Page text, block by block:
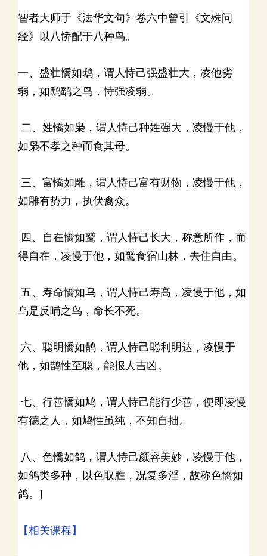
智者大师于《法华文句》卷六中曾引《文殊问
经》以八㤭配于八种鸟。
一、盛壮憍如鸱，谓人恃己强盛壮大，凌他劣
弱，如鸱鹞之鸟，恃强凌弱。
二、姓憍如枭，谓人恃己种姓强大，凌慢于他，
如枭不孝之种而食其母。
三、富憍如雕，谓人恃己富有财物，凌慢于他，
如雕有势力，执伏禽众。
四、自在憍如鹫，谓人恃己长大，称意所作，而
得自在，凌慢于他，如鹫食宿山林，去住自由。
五、寿命憍如乌，谓人恃己寿高，凌慢于他，如
乌是反哺之鸟，命长不死。
六、聪明憍如鹊，谓人恃己聪利明达，凌慢于
他，如鹊性至聪，能报人吉凶。
七、行善憍如鸠，谓人恃己能行少善，便即凌慢
有德之人，如鸠性虽纯，不知自拙。
八、色憍如鸽，谓人恃己颜容美妙，凌慢于他，
如鸽类多种，以色取胜，况复多淫，故称色憍如
鸽。]
【相关课程】